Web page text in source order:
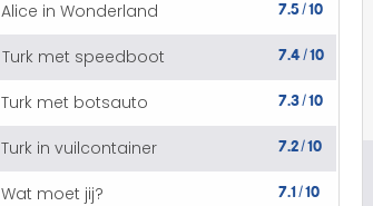
Alice in Wonderland 7.5/10
Turk met speedboot 7.4/10
Turk met botsauto 7.3/10
Turk in vuilcontainer 7.2/10
Wat moet jij? 7.1/10